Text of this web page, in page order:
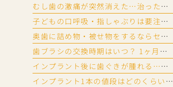
むし歯の激痛が突然消えた…治った？神経が死んだ？放置リスクを歯科医が解説
子どもの口呼吸・指しゃぶりは要注意｜口腔機能発達不全症チェック法
奥歯に詰め物・被せ物をするならセラミック？ ジルコニア？違いと選び方
歯ブラシの交換時期はいつ？ 1ヶ月が目安？ 替え時と替えないリスク
インプラント後に歯ぐきが腫れる…？ 歯周病に似た「インプラント周囲炎」とは
インプラント1本の値段はどのくらい？相場と費用の内訳を詳しく解説